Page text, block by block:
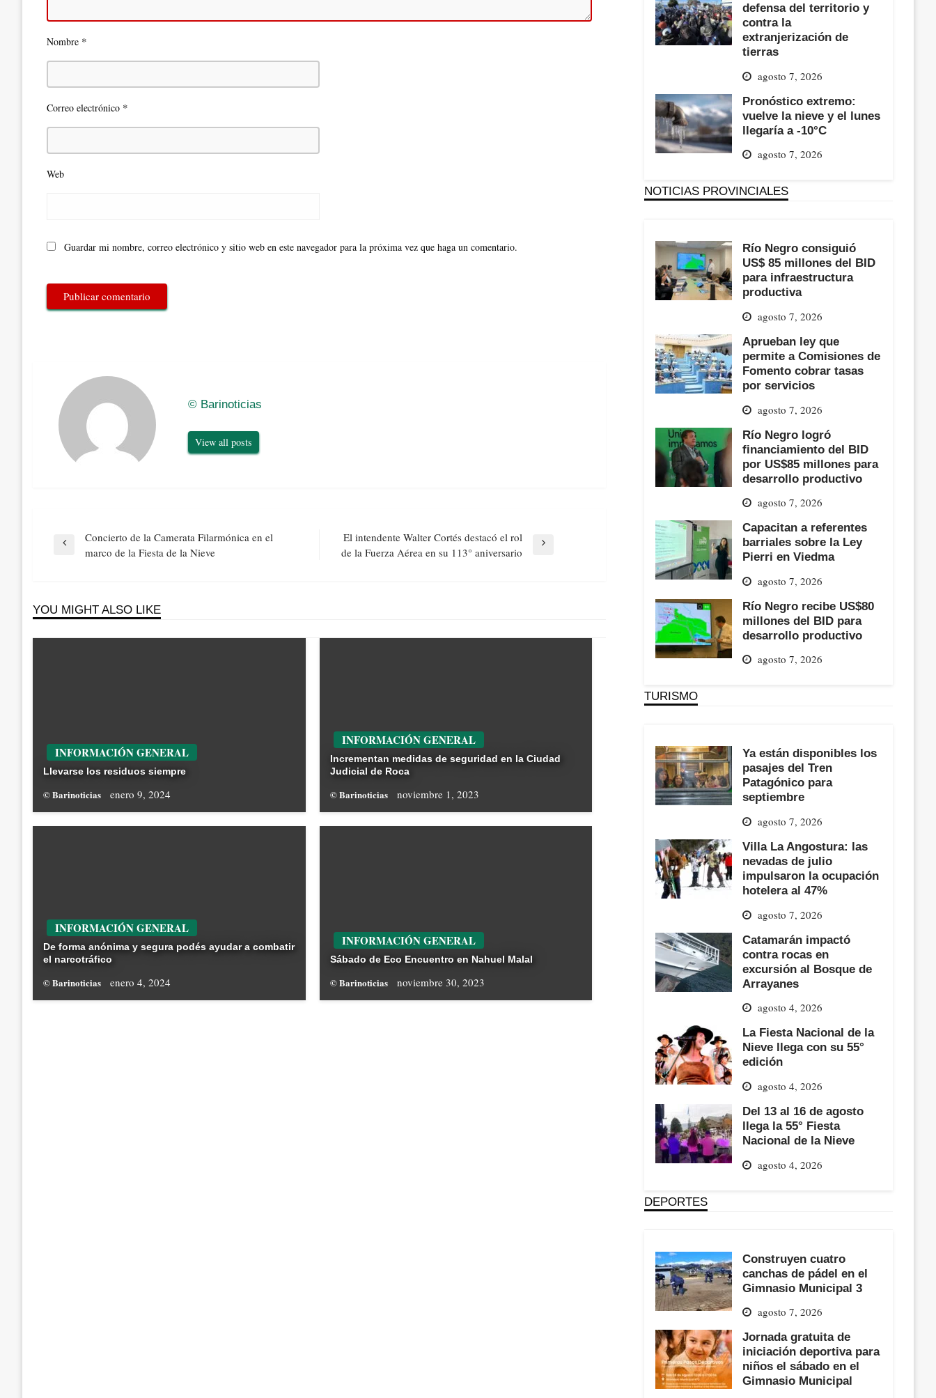
Nombre *
Correo electrónico *
Web
Guardar mi nombre, correo electrónico y sitio web en este navegador para la próxima vez que haga un comentario.
© Barinoticias
View all posts
Navegación
Previous
Concierto de la Camerata Filarmónica en el
marco de la Fiesta de la Nieve
Next
El intendente Walter Cortés destacó el rol
de la Fuerza Aérea en su 113° aniversario
YOU MIGHT ALSO LIKE
INFORMACIÓN GENERAL
Llevarse los residuos siempre
© Barinoticias enero 9, 2024
INFORMACIÓN GENERAL
Incrementan medidas de seguridad en la Ciudad
Judicial de Roca
© Barinoticias noviembre 1, 2023
INFORMACIÓN GENERAL
De forma anónima y segura podés ayudar a combatir
el narcotráfico
© Barinoticias enero 4, 2024
INFORMACIÓN GENERAL
Sábado de Eco Encuentro en Nahuel Malal
© Barinoticias noviembre 30, 2023
defensa del territorio y
contra la
extranjerización de
tierras
agosto 7, 2026
Pronóstico extremo:
vuelve la nieve y el lunes
llegaría a -10°C
agosto 7, 2026
NOTICIAS PROVINCIALES
Río Negro consiguió
US$ 85 millones del BID
para infraestructura
productiva
agosto 7, 2026
Aprueban ley que
permite a Comisiones de
Fomento cobrar tasas
por servicios
agosto 7, 2026
Río Negro logró
financiamiento del BID
por US$85 millones para
desarrollo productivo
agosto 7, 2026
Capacitan a referentes
barriales sobre la Ley
Pierri en Viedma
agosto 7, 2026
Río Negro recibe US$80
millones del BID para
desarrollo productivo
agosto 7, 2026
TURISMO
Ya están disponibles los
pasajes del Tren
Patagónico para
septiembre
agosto 7, 2026
Villa La Angostura: las
nevadas de julio
impulsaron la ocupación
hotelera al 47%
agosto 7, 2026
Catamarán impactó
contra rocas en
excursión al Bosque de
Arrayanes
agosto 4, 2026
La Fiesta Nacional de la
Nieve llega con su 55°
edición
agosto 4, 2026
Del 13 al 16 de agosto
llega la 55° Fiesta
Nacional de la Nieve
agosto 4, 2026
DEPORTES
Construyen cuatro
canchas de pádel en el
Gimnasio Municipal 3
agosto 7, 2026
Jornada gratuita de
iniciación deportiva para
niños el sábado en el
Gimnasio Municipal